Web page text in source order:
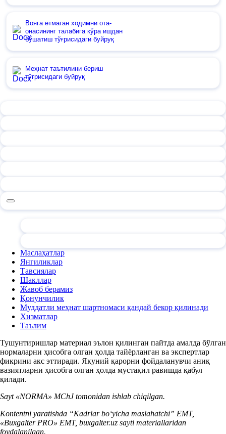
Вояга етмаган ходимни ота-
онасининг талабига кўра ишдан
бўшатиш тўғрисидаги буйруқ
Меҳнат таътилини бериш
тўғрисидаги буйруқ
Маслаҳатлар
Янгиликлар
Тавсиялар
Шакллар
Жавоб берамиз
Қонунчилик
Муддатли меҳнат шартномаси қандай бекор қилинади
Хизматлар
Таълим
Тушунтиришлар материал эълон қилинган пайтда амалда бўлган
нормаларни ҳисобга олган ҳолда тайёрланган ва экспертлар
фикрини акс эттиради. Якуний қарорни фойдаланувчи аниқ
вазиятларни ҳисобга олган ҳолда мустақил равишда қабул
қилади.
Sayt «NORMA» MChJ tomonidan ishlab chiqilgan.
Kontentni yaratishda “Kadrlar boʻyicha maslahatchi” EMT,
«Buxgalter PRO» EMT, buxgalter.uz sayti materiallaridan
foydalanilgan.